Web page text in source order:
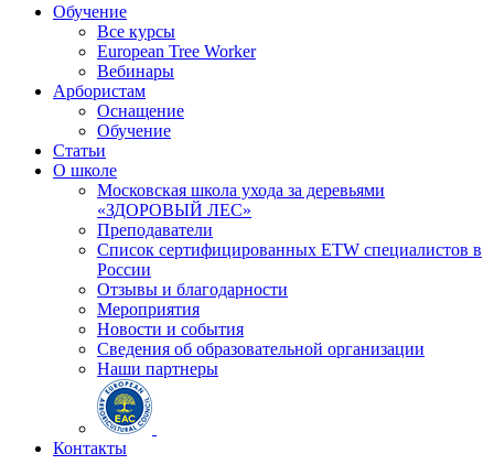
Обучение
Все курсы
European Tree Worker
Вебинары
Арбористам
Оснащение
Обучение
Статьи
О школе
Московская школа ухода за деревьями
«ЗДОРОВЫЙ ЛЕС»
Преподаватели
Список сертифицированных ETW специалистов в
России
Отзывы и благодарности
Мероприятия
Новости и события
Сведения об образовательной организации
Наши партнеры
Контакты